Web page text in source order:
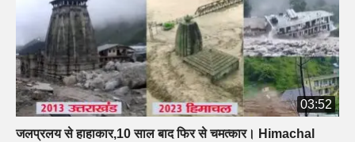
03:52
जलप्रलय से हाहाकार,10 साल बाद फिर से चमत्कार। Himachal